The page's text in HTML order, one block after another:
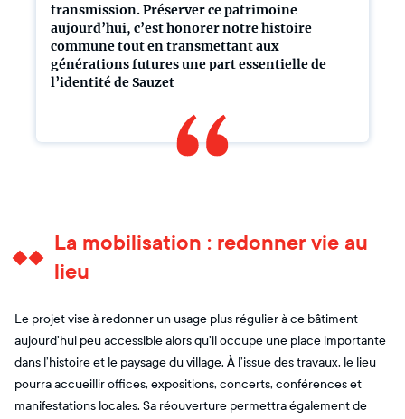
transmission. Préserver ce patrimoine
aujourd’hui, c’est honorer notre histoire
commune tout en transmettant aux
générations futures une part essentielle de
l’identité de Sauzet
La mobilisation : redonner vie au
lieu
Le projet vise à redonner un usage plus régulier à ce bâtiment
aujourd’hui peu accessible alors qu’il occupe une place importante
dans l’histoire et le paysage du village. À l’issue des travaux, le lieu
pourra accueillir offices, expositions, concerts, conférences et
manifestations locales. Sa réouverture permettra également de